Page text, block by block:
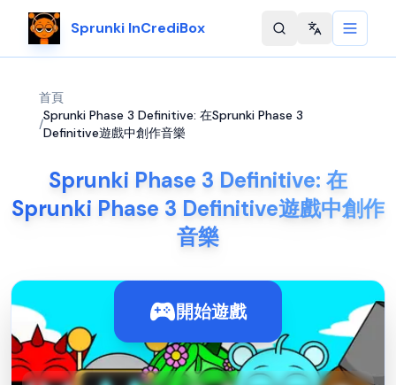
Sprunki InCrediBox Change
首頁
/
Sprunki Phase 3 Definitive: 在Sprunki Phase 3
Definitive遊戲中創作音樂
Sprunki Phase 3 Definitive: 在
Sprunki Phase 3 Definitive遊戲中創作
音樂
開始遊戲